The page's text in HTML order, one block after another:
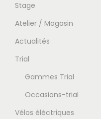
Stage
Atelier / Magasin
Actualités
Trial
Gammes Trial
Occasions-trial
Vélos éléctriques